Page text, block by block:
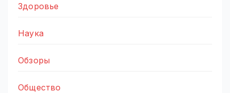
Здоровье
Наука
Обзоры
Общество